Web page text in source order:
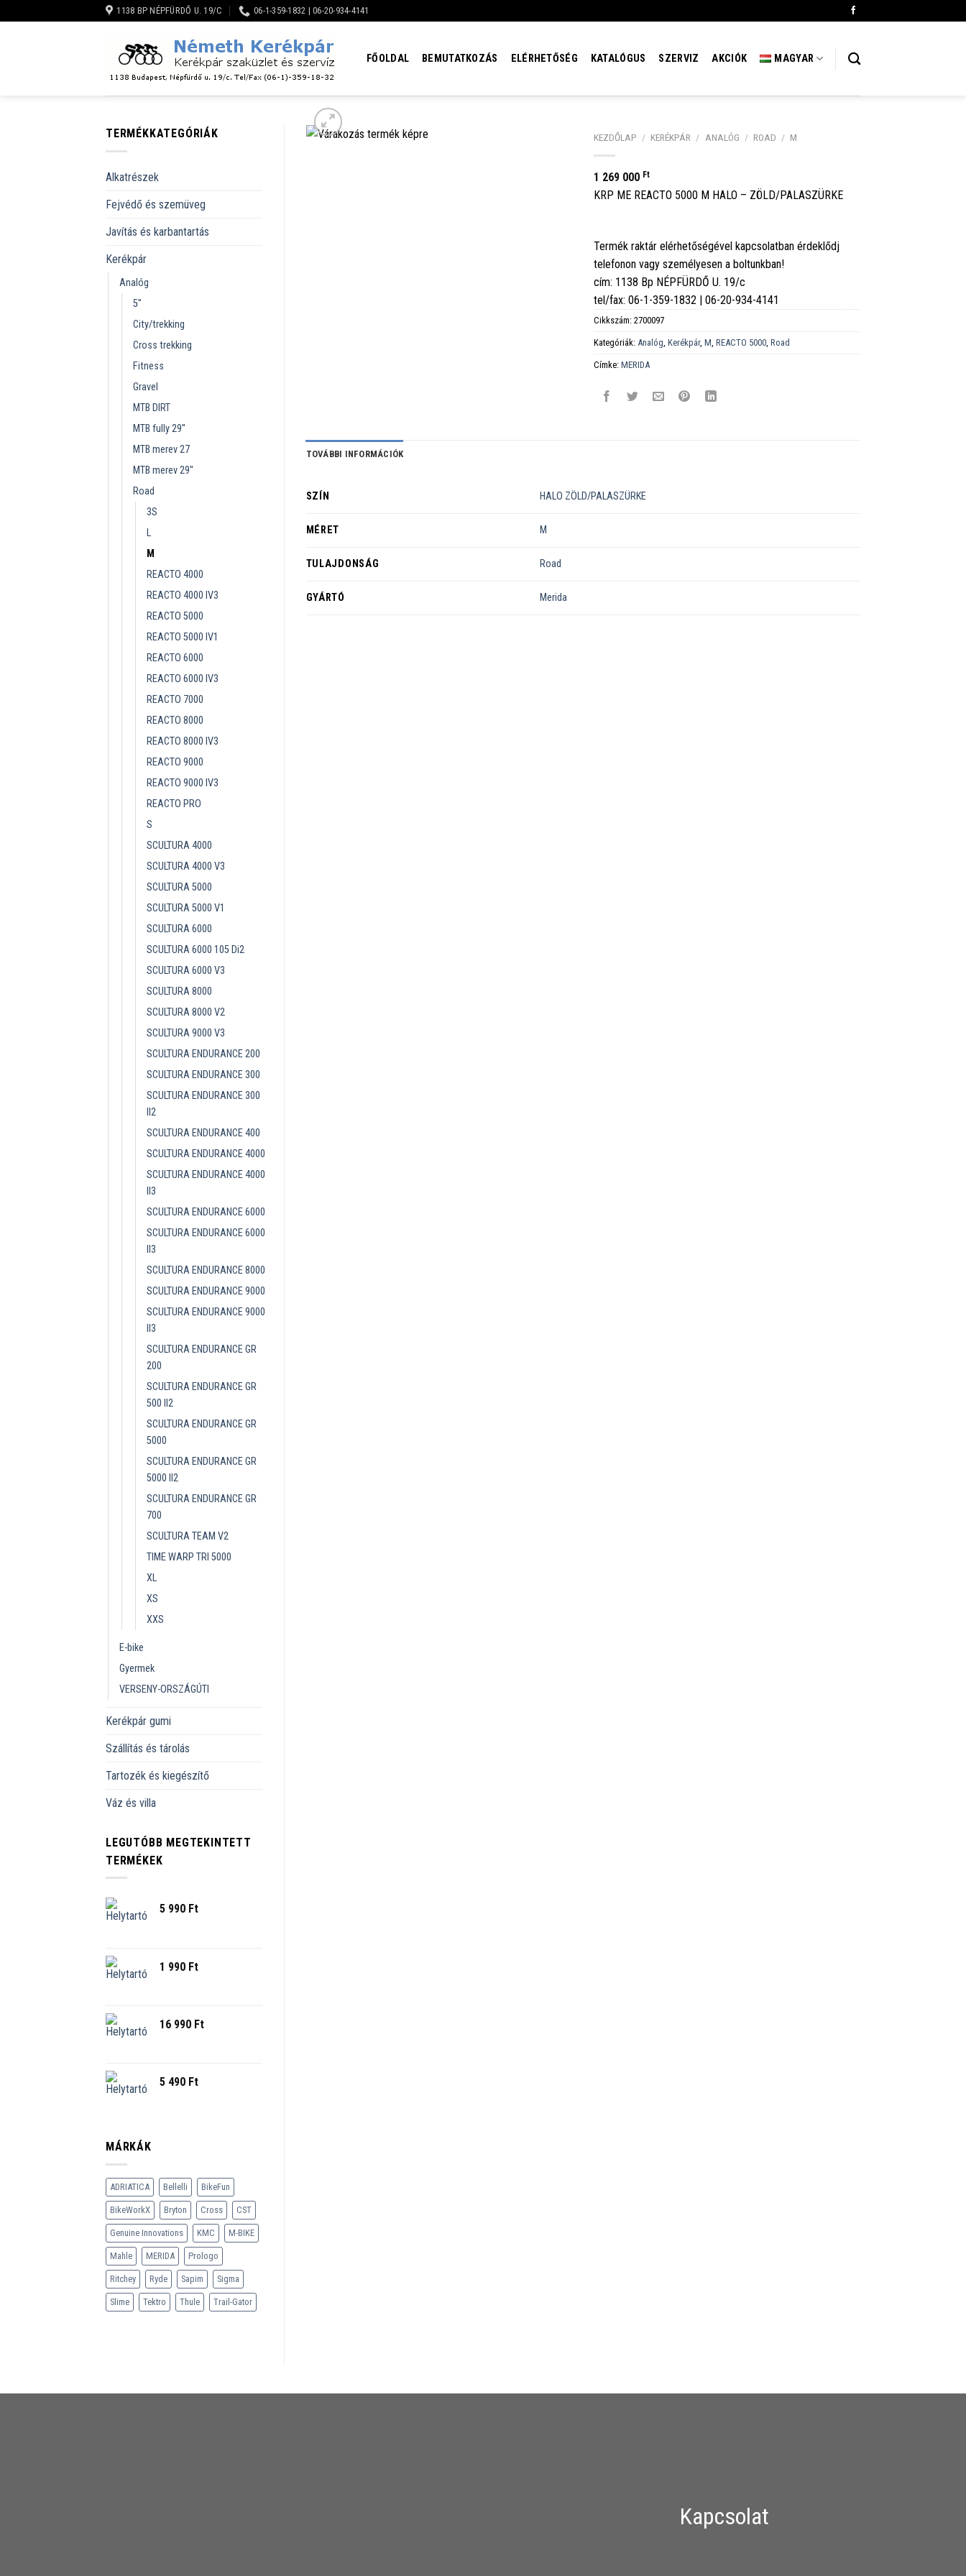
to
1138 BP NÉPFÜRDŐ U. 19/C 06-1-359-1832 | 06-20-934-4141
FŐOLDAL BEMUTATKOZÁS ELÉRHETŐSÉG KATALÓGUS SZERVIZ AKCIÓK MAGYAR
TERMÉKKATEGÓRIÁK
Alkatrészek
Fejvédő és szemüveg
Javítás és karbantartás
Kerékpár
Analóg
5''
City/trekking
Cross trekking
Fitness
Gravel
MTB DIRT
MTB fully 29''
MTB merev 27
MTB merev 29''
Road
3S
L
M
REACTO 4000
REACTO 4000 IV3
REACTO 5000
REACTO 5000 IV1
REACTO 6000
REACTO 6000 IV3
REACTO 7000
REACTO 8000
REACTO 8000 IV3
REACTO 9000
REACTO 9000 IV3
REACTO PRO
S
SCULTURA 4000
SCULTURA 4000 V3
SCULTURA 5000
SCULTURA 5000 V1
SCULTURA 6000
SCULTURA 6000 105 Di2
SCULTURA 6000 V3
SCULTURA 8000
SCULTURA 8000 V2
SCULTURA 9000 V3
SCULTURA ENDURANCE 200
SCULTURA ENDURANCE 300
SCULTURA ENDURANCE 300
II2
SCULTURA ENDURANCE 400
SCULTURA ENDURANCE 4000
SCULTURA ENDURANCE 4000
II3
SCULTURA ENDURANCE 6000
SCULTURA ENDURANCE 6000
II3
SCULTURA ENDURANCE 8000
SCULTURA ENDURANCE 9000
SCULTURA ENDURANCE 9000
II3
SCULTURA ENDURANCE GR
200
SCULTURA ENDURANCE GR
500 II2
SCULTURA ENDURANCE GR
5000
SCULTURA ENDURANCE GR
5000 II2
SCULTURA ENDURANCE GR
700
SCULTURA TEAM V2
TIME WARP TRI 5000
XL
XS
XXS
E-bike
Gyermek
VERSENY-ORSZÁGÚTI
Kerékpár gumi
Szállítás és tárolás
Tartozék és kiegészítő
Váz és villa
LEGUTÓBB MEGTEKINTETT
TERMÉKEK
5 990 Ft
1 990 Ft
16 990 Ft
5 490 Ft
MÁRKÁK
ADRIATICA Bellelli BikeFun
BikeWorkX Bryton Cross CST
Genuine Innovations KMC M-BIKE
Mahle MERIDA Prologo
Ritchey Ryde Sapim Sigma
Slime Tektro Thule Trail-Gator
KEZDŐLAP / KERÉKPÁR / ANALÓG / ROAD / M
1 269 000 Ft
KRP ME REACTO 5000 M HALO – ZÖLD/PALASZÜRKE
Termék raktár elérhetőségével kapcsolatban érdeklődj
telefonon vagy személyesen a boltunkban!
cím: 1138 Bp NÉPFÜRDŐ U. 19/c
tel/fax: 06-1-359-1832 | 06-20-934-4141
Cikkszám:2700097
Kategóriák: Analóg ,Kerékpár,M ,REACTO 5000 ,Road
Címke:MERIDA
TOVÁBBI INFORMÁCIÓK
SZÍN HALO ZÖLD/PALASZÜRKE
MÉRET M
TULAJDONSÁG Road
GYÁRTÓ Merida
Kapcsolat